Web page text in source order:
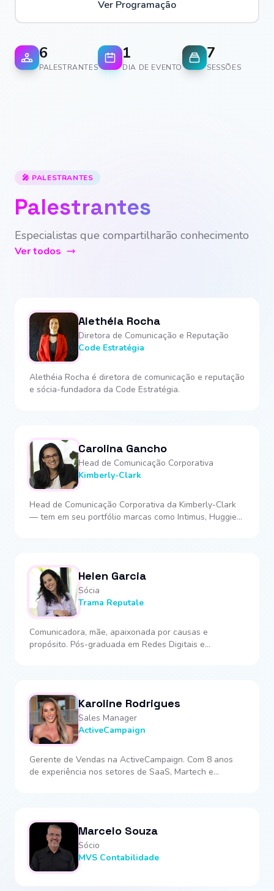
Ver Programação
6
PALESTRANTES
1
DIA DE EVENTO
7
SESSÕES
🎤 PALESTRANTES
Palestrantes
Especialistas que compartilharão conhecimento
Ver todos
Alethéia Rocha
Diretora de Comunicação e Reputação
Code Estratégia
Alethéia Rocha é diretora de comunicação e reputação
e sócia-fundadora da Code Estratégia.
Carolina Gancho
Head de Comunicação Corporativa
Kimberly-Clark
Head de Comunicação Corporativa da Kimberly-Clark
— tem em seu portfólio marcas como Intimus, Huggies,
grandes multinacionais.
Helen Garcia
Sócia
Trama Reputale
Comunicadora, mãe, apaixonada por causas e
propósito. Pós-graduada em Redes Digitais e
Karoline Rodrigues
Sales Manager
ActiveCampaign
Gerente de Vendas na ActiveCampaign. Com 8 anos
de experiência nos setores de SaaS, Martech e
Marcelo Souza
Sócio
MVS Contabilidade